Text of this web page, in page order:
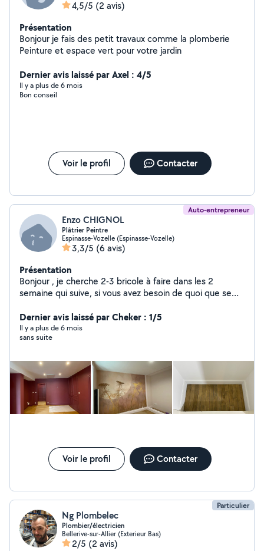
4,5/5 (2 avis)
Présentation
Bonjour je fais des petit travaux comme la plomberie
Peinture et espace vert pour votre jardin
Dernier avis laissé par Axel : 4/5
Il y a plus de 6 mois
Bon conseil
Voir le profil Contacter
Auto-entrepreneur
Enzo CHIGNOL
Plâtrier Peintre
Espinasse-Vozelle (Espinasse-Vozelle)
3,3/5 (6 avis)
Présentation
Bonjour , je cherche 2-3 bricole à faire dans les 2
semaine qui suive, si vous avez besoin de quoi que se
pouvez m'appeler sur mon numéro. Cordialement, Mr
Chignol.
Dernier avis laissé par Cheker : 1/5
Il y a plus de 6 mois
sans suite
Voir le profil Contacter
Particulier
Ng Plombelec
Plombier/électricien
Bellerive-sur-Allier (Exterieur Bas)
2/5 (2 avis)